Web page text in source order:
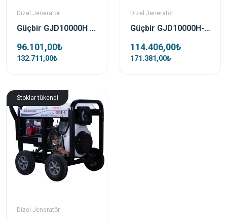
Dizel Jeneratör
Güçbir GJD10000H Dizel 10 Kva Monofaze Açık Tip Jeneratör
96.101,00₺
132.711,00₺
Dizel Jeneratör
Güçbir GJD10000H-3 Dizel 10 Kva Trifaze Açık Tip Jeneratör
114.406,00₺
171.381,00₺
Stoklar tükendi
Dizel Jeneratör